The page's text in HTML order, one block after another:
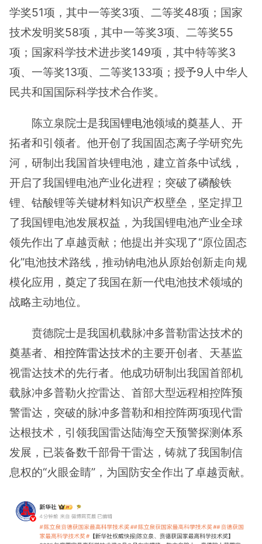
学奖51项，其中一等奖3项、二等奖48项；国家
技术发明奖58项，其中一等奖3项、二等奖55
项；国家科学技术进步奖149项，其中特等奖3
项、一等奖13项、二等奖133项；授予9人中华人
民共和国国际科学技术合作奖。
陈立泉院士是我国锂电池领域的奠基人、开
拓者和引领者。他开创了我国固态离子学研究先
河，研制出我国首块锂电池，建立首条中试线，
开启了我国锂电池产业化进程；突破了磷酸铁
锂、钴酸锂等关键材料知识产权壁垒，坚定捍卫
了我国锂电池发展权益，为我国锂电池产业全球
领先作出了卓越贡献；他提出并实现了“原位固态
化”电池技术路线，推动钠电池从原始创新走向规
模化应用，奠定了我国在新一代电池技术领域的
战略主动地位。
贲德院士是我国机载脉冲多普勒雷达技术的
奠基者、 相控阵雷达技术的主要开创者、天基监
视雷达技术的先行者。他成功研制出我国首部机
载脉冲多普勒火控雷达、首部大型远程相控阵预
警雷达，突破的脉冲多普勒和相控阵两项现代雷
达根技术，引领我国雷达陆海空天预警探测体系
发展，已装备数千部骨干雷达，铸就了我国制信
息权的“火眼金睛”，为国防安全作出了卓越贡献。